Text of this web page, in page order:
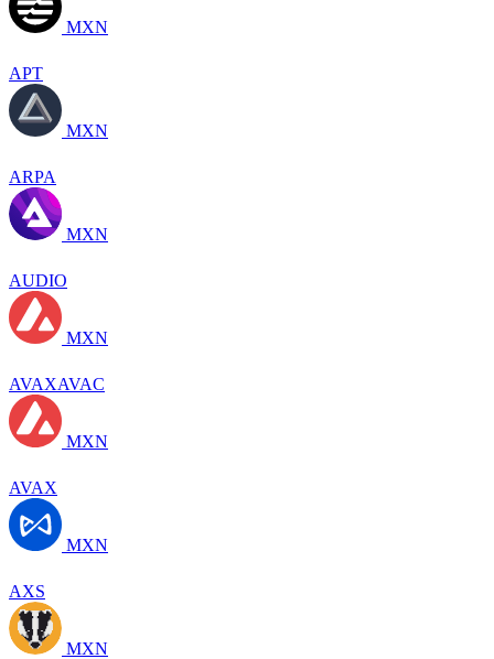
MXN
APT
MXN
ARPA
MXN
AUDIO
MXN
AVAXAVAC
MXN
AVAX
MXN
AXS
MXN